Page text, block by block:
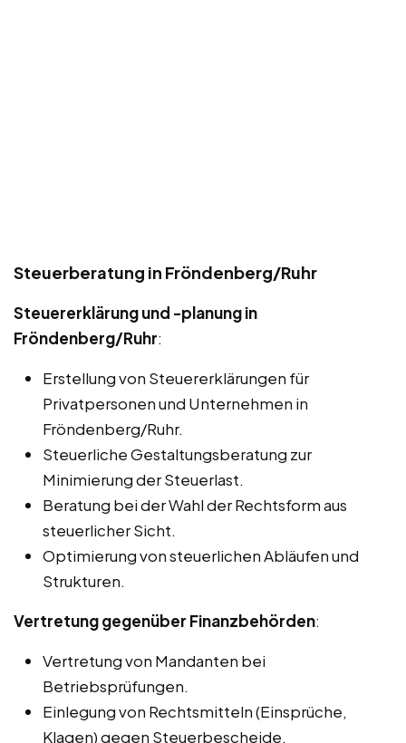
Steuerberatung in Fröndenberg/Ruhr
Steuererklärung und -planung in
Fröndenberg/Ruhr:
Erstellung von Steuererklärungen für
Privatpersonen und Unternehmen in
Fröndenberg/Ruhr.
Steuerliche Gestaltungsberatung zur
Minimierung der Steuerlast.
Beratung bei der Wahl der Rechtsform aus
steuerlicher Sicht.
Optimierung von steuerlichen Abläufen und
Strukturen.
Vertretung gegenüber Finanzbehörden:
Vertretung von Mandanten bei
Betriebsprüfungen.
Einlegung von Rechtsmitteln (Einsprüche,
Klagen) gegen Steuerbescheide.